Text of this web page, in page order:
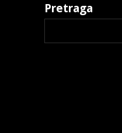
Pretraga